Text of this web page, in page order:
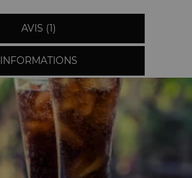
AVIS (1)
INFORMATIONS